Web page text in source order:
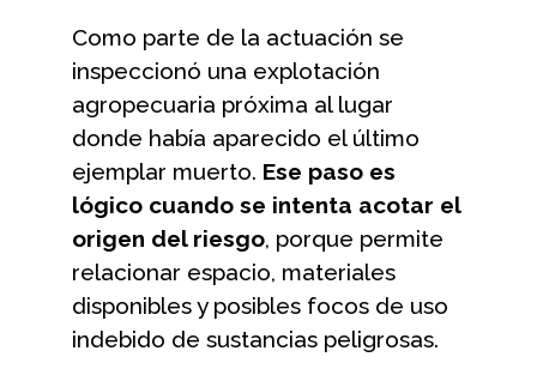
Como parte de la actuación se
inspeccionó una explotación
agropecuaria próxima al lugar
donde había aparecido el último
ejemplar muerto. Ese paso es
lógico cuando se intenta acotar el
origen del riesgo, porque permite
relacionar espacio, materiales
disponibles y posibles focos de uso
indebido de sustancias peligrosas.